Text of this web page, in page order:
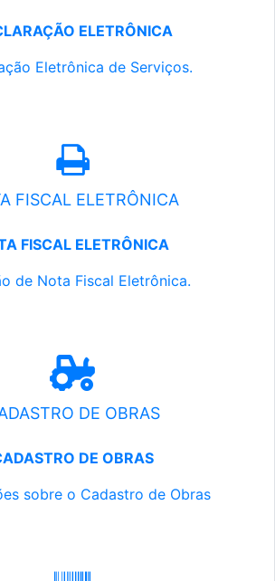
ELETRÔNICA
Eletrônica de Serviços.
FISCAL ELETRÔNICA
FISCAL ELETRÔNICA
de Nota Fiscal Eletrônica.
DE OBRAS
DE OBRAS
sobre o Cadastro de Obras